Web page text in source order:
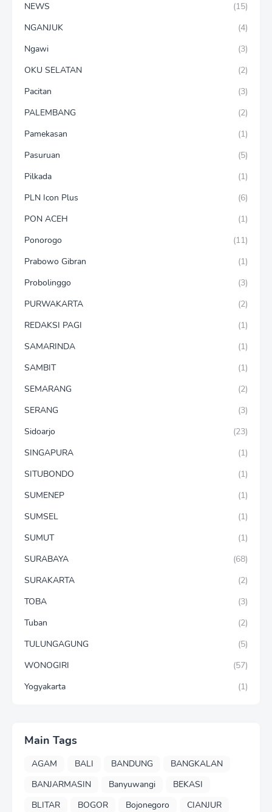
NEWS
(15)
NGANJUK
(4)
Ngawi
(3)
OKU SELATAN
(2)
Pacitan
(3)
PALEMBANG
(2)
Pamekasan
(1)
Pasuruan
(5)
Pilkada
(1)
PLN Icon Plus
(6)
PON ACEH
(1)
Ponorogo
(11)
Prabowo Gibran
(1)
Probolinggo
(3)
PURWAKARTA
(2)
REDAKSI PAGI
(1)
SAMARINDA
(1)
SAMBIT
(1)
SEMARANG
(2)
SERANG
(3)
Sidoarjo
(23)
SINGAPURA
(1)
SITUBONDO
(1)
SUMENEP
(1)
SUMSEL
(1)
SUMUT
(1)
SURABAYA
(68)
SURAKARTA
(2)
TOBA
(3)
Tuban
(2)
TULUNGAGUNG
(5)
WONOGIRI
(57)
Yogyakarta
(1)
Main Tags
AGAM BALI BANDUNG
BANGKALAN
BANJARMASIN
Banyuwangi
BEKASI
BLITAR
BOGOR Bojonegoro
CIANJUR